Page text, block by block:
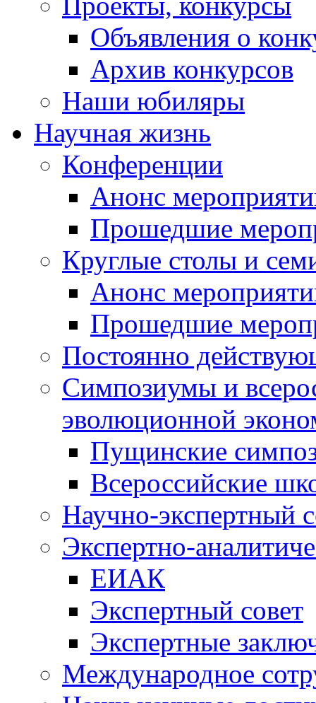
Объявления о
Архив конкурсов
Наши юбиляры
Научная жизнь
Конференции
Анонс
Прошедшие
Круглые столы и
Анонс
Прошедшие
Постоянно
Симпозиумы и
эволюционной
Пущинские
Всероссийские
Научно-экспертный
Экспертно-
ЕИАК
Экспертный совет
Экспертные
Международное